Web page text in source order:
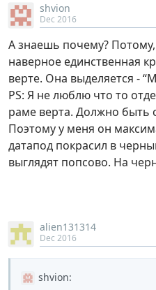
shvion
Dec 2016
А знаешь почему?
наверное единственная
верте. Она выделяется -
PS: Я не люблю что то
раме верта. Должно быть
Поэтому у меня он
датапод покрасил в
выглядят попсово. На
alien131314
Dec 2016
shvion: